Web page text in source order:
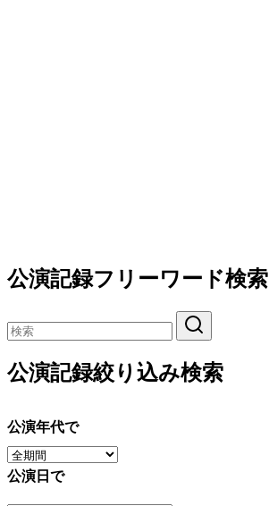
公演記録フリーワード検索
公演記録絞り込み検索
公演年代で
公演日で